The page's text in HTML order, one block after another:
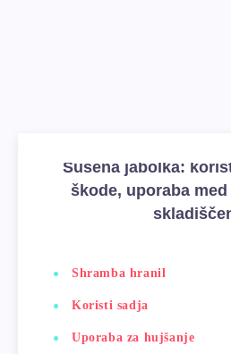
Sušena jabolka:
škode, uporaba
Shramba hranil
Koristi sadja
Uporaba za hujšanje